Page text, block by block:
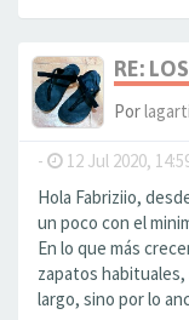
RE:
Por
- 12 Jul 2020,
Hola Fabriziio,
un poco con el
En lo que más
zapatos
largo, sino por lo